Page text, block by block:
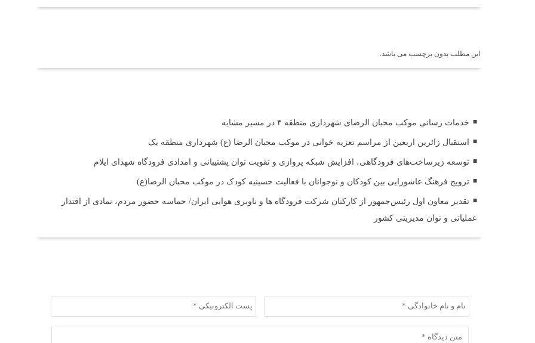
این مطلب بدون برچسب می باشد.
خدمات رسانی موکب محبان الرضای شهرداری منطقه ۴ در مسیر مشایه
استقبال زائرین اربعین از مراسم تعزیه خوانی در موکب محبان الرضا (ع) شهرداری منطقه یک
توسعه زیرساخت‌های فرودگاهی، افزایش شبکه پروازی و تقویت توان پشتیبانی و امدادی فرودگاه شهدای ایلام
ترویج فرهنگ عاشورایی بین کودکان و نوجوانان با فعالیت حسینیه کودک در موکب محبان الرضا(ع)
تقدیر معاون اول رئیس‌جمهور از کارکنان شرکت فرودگاه ها و ناوبری هوایی ایران/ حماسه حضور مردم، نمادی از اقتدار
عملیاتی و توان مدیریتی کشور